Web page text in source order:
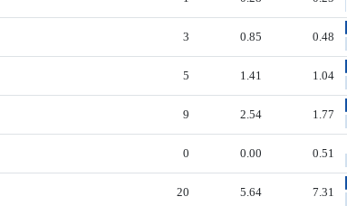
3 0.85 0.48
5 1.41 1.04
9 2.54 1.77
0 0.00 0.51
20 5.64 7.31